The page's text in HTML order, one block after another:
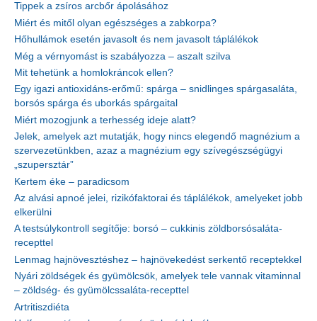
Tippek a zsíros arcbőr ápolásához
Miért és mitől olyan egészséges a zabkorpa?
Hőhullámok esetén javasolt és nem javasolt táplálékok
Még a vérnyomást is szabályozza – aszalt szilva
Mit tehetünk a homlokráncok ellen?
Egy igazi antioxidáns-erőmű: spárga – snidlinges spárgasaláta,
borsós spárga és uborkás spárgaital
Miért mozogjunk a terhesség ideje alatt?
Jelek, amelyek azt mutatják, hogy nincs elegendő magnézium a
szervezetünkben, azaz a magnézium egy szívegészségügyi
„szupersztár”
Kertem éke – paradicsom
Az alvási apnoé jelei, rizikófaktorai és táplálékok, amelyeket jobb
elkerülni
A testsúlykontroll segítője: borsó – cukkinis zöldborsósaláta-
recepttel
Lenmag hajnövesztéshez – hajnövekedést serkentő receptekkel
Nyári zöldségek és gyümölcsök, amelyek tele vannak vitaminnal
– zöldség- és gyümölcssaláta-recepttel
Artritiszdiéta